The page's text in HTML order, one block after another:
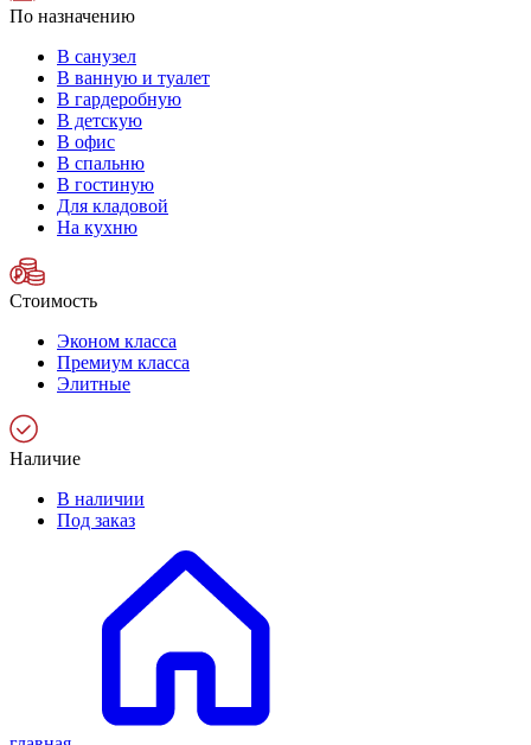
По назначению
В санузел
В ванную и туалет
В гардеробную
В детскую
В офис
В спальню
В гостиную
Для кладовой
На кухню
Стоимость
Эконом класса
Премиум класса
Элитные
Наличие
В наличии
Под заказ